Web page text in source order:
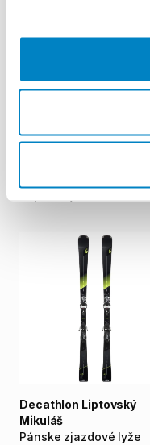
Mikuláš
Pánske zjazdové lyže
Decathlon Liptovský
Mikuláš